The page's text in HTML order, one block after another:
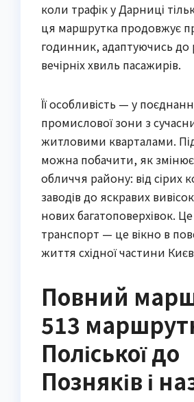
коли трафік у Дарниці
ця маршрутка продовжує
годинник, адаптуючись до
вечірніх хвиль пасажирів.
Її особливість — у
промислової зони з
житловими кварталами.
можна побачити, як
обличчя району: від сірих
заводів до яскравих
нових багатоповерхівок.
транспорт — це вікно в
життя східної частини
Повний
513
Поліської до
Позняків і